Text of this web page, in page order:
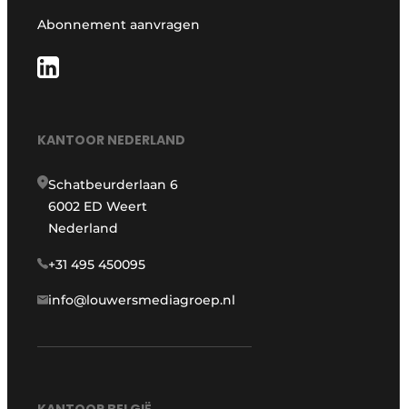
Abonnement aanvragen
KANTOOR NEDERLAND
Schatbeurderlaan 6
6002 ED Weert
Nederland
+31 495 450095
info@louwersmediagroep.nl